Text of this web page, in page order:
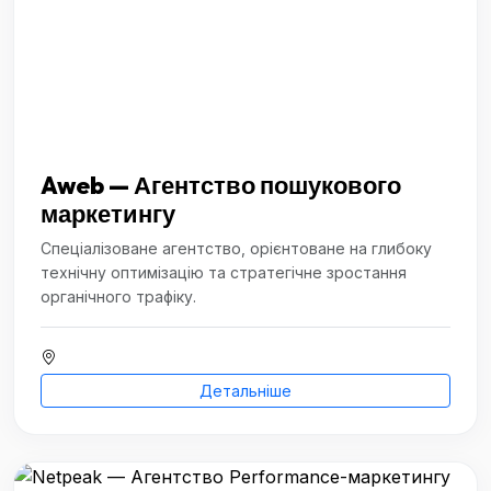
Aweb — Агентство пошукового
маркетингу
Спеціалізоване агентство, орієнтоване на глибоку
технічну оптимізацію та стратегічне зростання
органічного трафіку.
Детальніше